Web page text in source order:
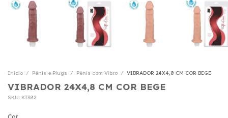
Início / Pênis e Plugs / Pênis com Vibro / VIBRADOR 24X4,8 CM COR BEGE
VIBRADOR 24X4,8 CM COR BEGE
SKU: KT382